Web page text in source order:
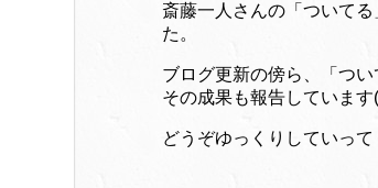
斎藤一人さんの「ついて
た。
ブログ更新の傍ら、「つ
その成果も報告していま
どうぞゆっくりしていって